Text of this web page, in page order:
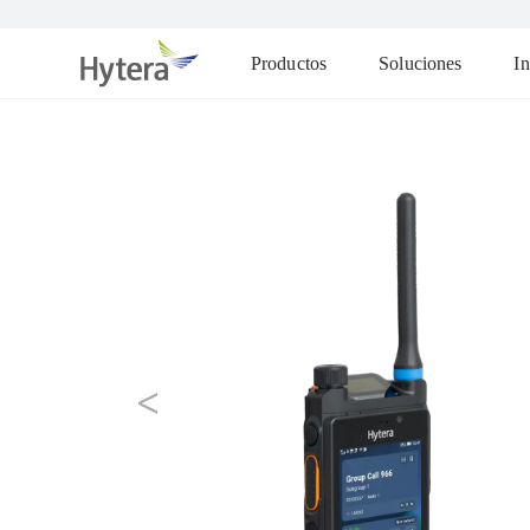
Productos Soluciones
prev